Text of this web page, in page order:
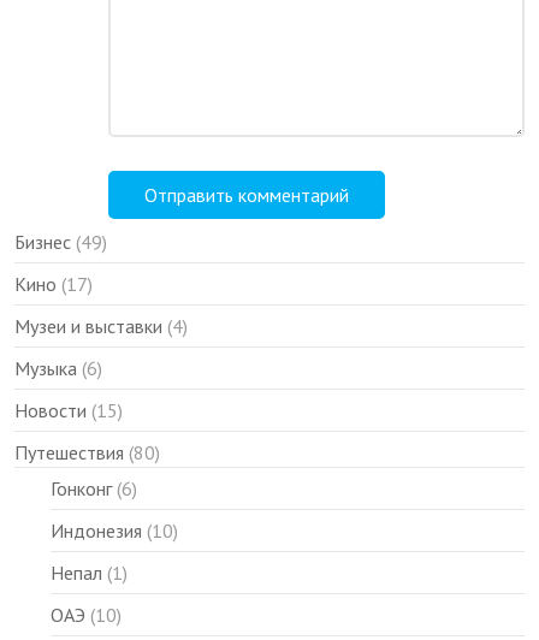
Бизнес (49)
Кино (17)
Музеи и выставки (4)
Музыка (6)
Новости (15)
Путешествия (80)
Гонконг(6)
Индонезия (10)
Непал (1)
ОАЭ (10)